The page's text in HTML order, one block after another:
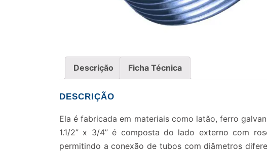
Descrição Ficha Técnica
DESCRIÇÃO
Ela é fabricada em materiais como latão, ferro
1.1/2” x 3/4” é composta do lado externo com
permitindo a conexão de tubos com diâmetros